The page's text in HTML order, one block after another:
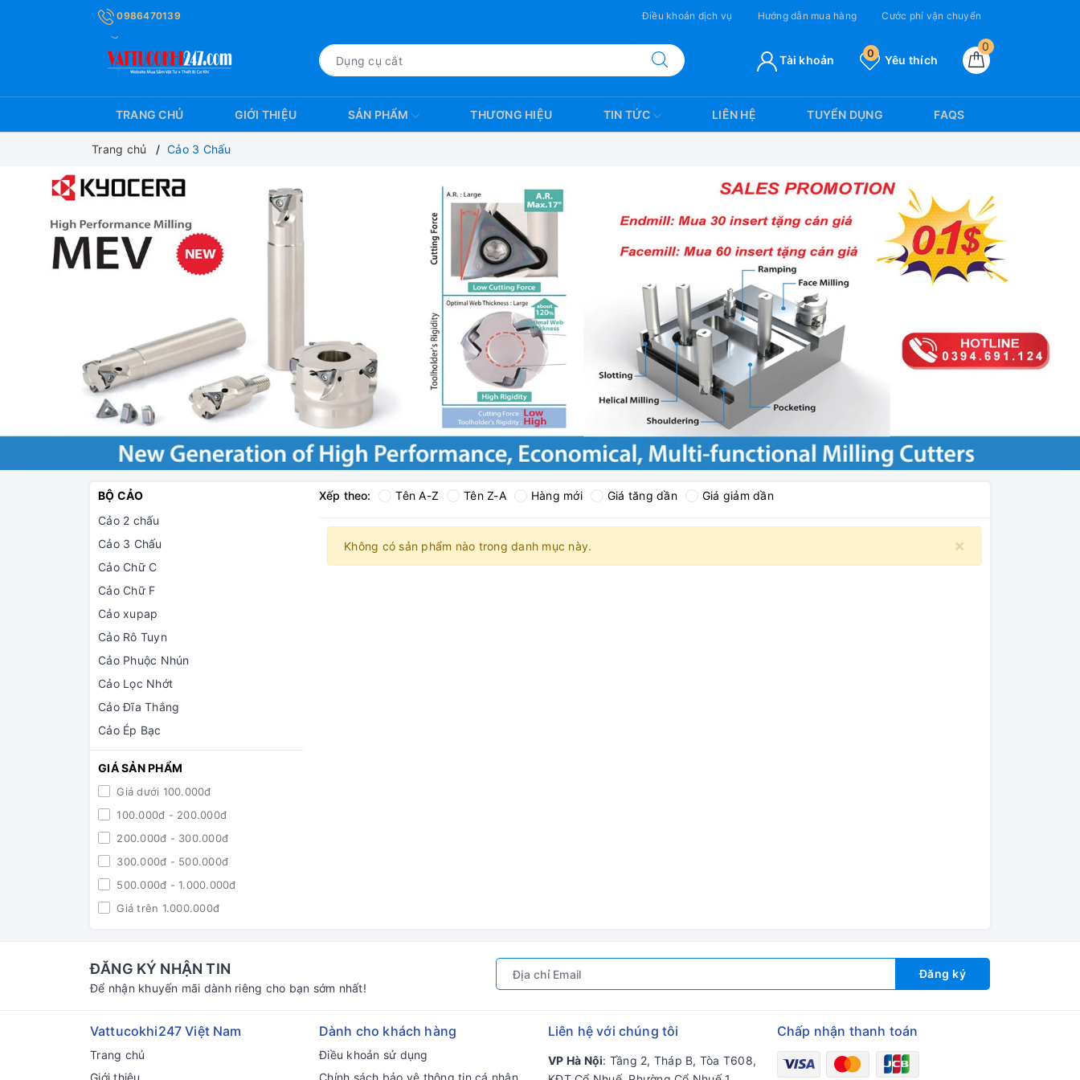
0986470139 Điều khoản dịch vụ Hướng dẫn mua hàng Cước phí vận chuyển
0
Yêu thích
0
Tài khoản
TRANG CHỦ GIỚI THIỆU SẢN PHẨM THƯƠNG HIỆU TIN TỨC LIÊN HỆ TUYỂN DỤNG FAQS
Trang chủ Cảo 3 Chấu
BỘ CẢO
Cảo 2 chấu
Cảo 3 Chấu
Cảo Chữ C
Cảo Chữ F
Cảo xupap
Cảo Rô Tuyn
Cảo Phuộc Nhún
Cảo Lọc Nhớt
Cảo Đĩa Thắng
Cảo Ép Bạc
GIÁ SẢN PHẨM
Giá dưới 100.000đ
100.000đ - 200.000đ
200.000đ - 300.000đ
300.000đ - 500.000đ
500.000đ - 1.000.000đ
Giá trên 1.000.000đ
Xếp theo: Tên A-Z Tên Z-A Hàng mới Giá tăng dần Giá giảm dần
×
Không có sản phẩm nào trong danh mục này.
ĐĂNG KÝ NHẬN TIN
Để nhận khuyến mãi dành riêng cho bạn sớm nhất!
Đăng ký
Vattucokhi247 Việt Nam
Trang chủ
Dành cho khách hàng
Điều khoản sử dụng
Liên hệ với chúng tôi
VP Hà Nội: Tầng 2, Tháp B, Tòa T608,
Chấp nhận thanh toán